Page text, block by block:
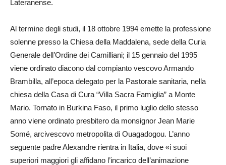
Lateranense.
Al termine degli studi, il 18 ottobre 1994 emette la professione
solenne presso la Chiesa della Maddalena, sede della Curia
Generale dell’Ordine dei Camilliani; il 15 gennaio del 1995
viene ordinato diacono dal compianto vescovo Armando
Brambilla, all’epoca delegato per la Pastorale sanitaria, nella
chiesa della Casa di Cura “Villa Sacra Famiglia” a Monte
Mario. Tornato in Burkina Faso, il primo luglio dello stesso
anno viene ordinato presbitero da monsignor Jean Marie
Somé, arcivescovo metropolita di Ouagadogou. L’anno
seguente padre Alexandre rientra in Italia, dove «i suoi
superiori maggiori gli affidano l’incarico dell’animazione